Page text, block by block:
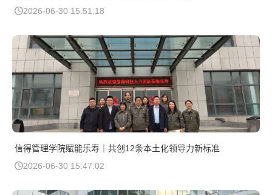
2026-06-30 15:51:18
信得管理学院赋能乐寿｜共创12条本土化领导力新标准
2026-06-30 15:47:02